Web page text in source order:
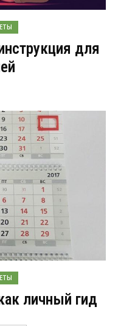
для
личный гид